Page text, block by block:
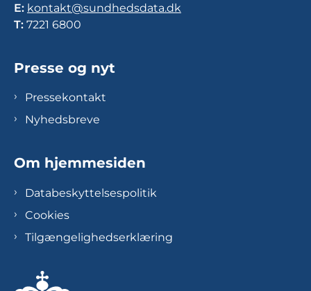
E: kontakt@sundhedsdata.dk
T: 7221 6800
Presse og nyt
Pressekontakt
Nyhedsbreve
Om hjemmesiden
Databeskyttelsespolitik
Cookies
Tilgængelighedserklæring